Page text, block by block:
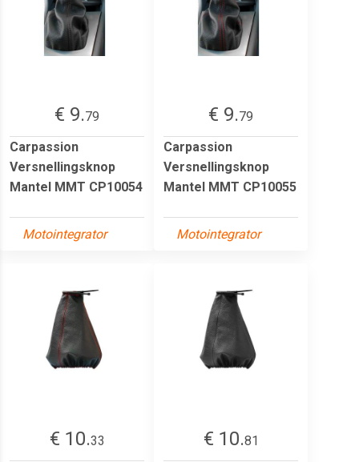
€ 9.79
Carpassion
Versnellingsknop
Mantel MMT CP10054
Motointegrator
€ 9.79
Carpassion
Versnellingsknop
Mantel MMT CP10055
Motointegrator
€ 10.33
€ 10.81